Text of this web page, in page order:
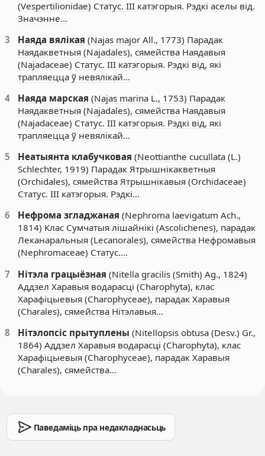
(Vespertilionidae) Статус. III катэгорыя. Рэдкі аселы від.
Значэнне…
3
Наяда вялікая (Najas major All., 1773) Парадак
Наядакветныя (Najadales), сямейства Наядавыя
(Najadaceae) Статус. III катэгорыя. Рэдкі від, які
трапляецца ў невялікай…
4
Наяда марская (Najas marina L., 1753) Парадак
Наядакветныя (Najadales), сямейства Наядавыя
(Najadaceae) Статус. III катэгорыя. Рэдкі від, які
трапляецца ў невялікай…
5
Неатыянта клабучковая (Neottianthe cucullata (L.)
Schlechter, 1919) Парадак Ятрышнікакветныя
(Orchidales), сямейства Ятрышнікавыя (Orchidaceae)
Статус. III катэгорыя. Рэдкі…
6
Нефрома згладжаная (Nephroma laevigatum Ach.,
1814) Клас Сумчатыя лішайнікі (Ascolichenes), парадак
Леканаральныя (Lecanorales), сямейства Нефромавыя
(Nephromaceae) Статус.…
7
Нітэла грацыёзная (Nitella gracilis (Smith) Ag., 1824)
Аддзел Харавыя водарасці (Charophyta), клас
Харафіцыевыя (Charophyceae), парадак Харавыя
(Charales), сямейства Нітэлавыя…
8
Нітэлопсіс прытуплены (Nitellopsis obtusa (Desv.) Gr.,
1864) Аддзел Харавыя водарасці (Charophyta), клас
Харафіцыевыя (Charophyceae), парадак Харавыя
(Charales), сямейства…
Паведаміць пра недакладнасьць